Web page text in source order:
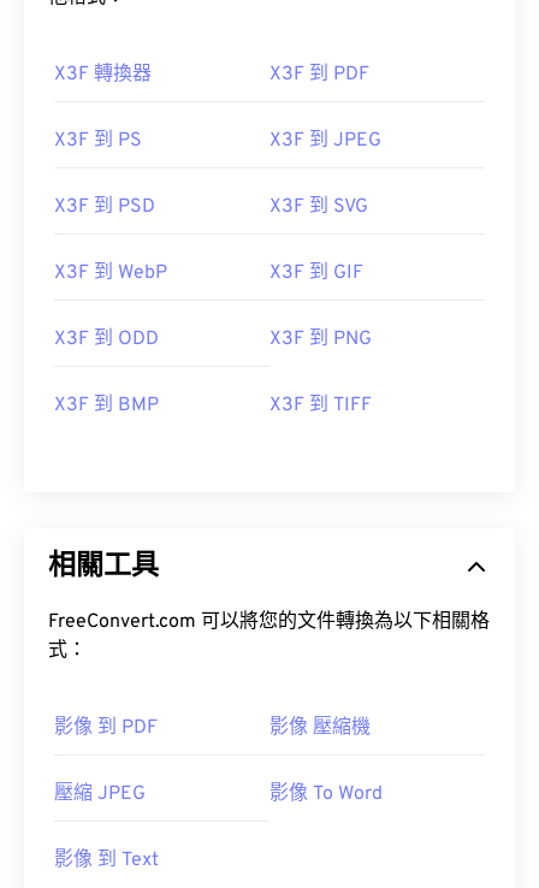
X3F 轉換器 X3F 到 PDF
X3F 到 PS X3F 到 JPEG
X3F 到 PSD X3F 到 SVG
X3F 到 WebP X3F 到 GIF
X3F 到 ODD X3F 到 PNG
X3F 到 BMP X3F 到 TIFF
相關工具
FreeConvert.com 可以將您的文件轉換為以下相關格
式：
影像 到 PDF 影像 壓縮機
壓縮 JPEG 影像 To Word
影像 到 Text